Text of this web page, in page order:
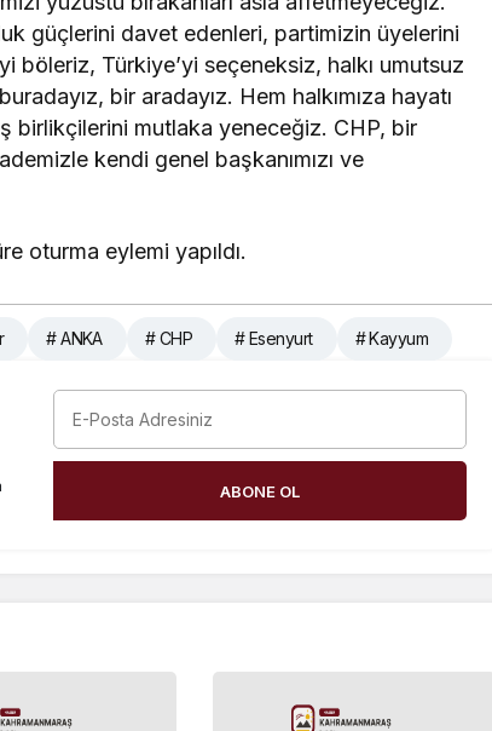
güçlerini davet edenleri, partimizin üyelerini
böleriz, Türkiye’yi seçeneksiz, halkı umutsuz
bir aradayız. Hem halkımıza hayatı
iş birlikçilerini mutlaka yeneceğiz. CHP, bir
kendi genel başkanımızı ve
oturma eylemi yapıldı.
# ANKA # CHP # Esenyurt # Kayyum
ABONE OL